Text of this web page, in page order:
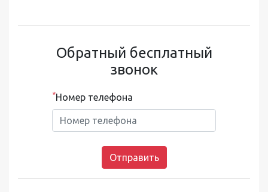
Обратный бесплатный
звонок
*Номер телефона